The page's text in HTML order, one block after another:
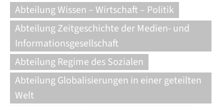
Abteilung Wissen – Wirtschaft – Politik
Abteilung Zeitgeschichte der Medien- und
Informationsgesellschaft
Abteilung Regime des Sozialen
Abteilung Globalisierungen in einer geteilten
Welt